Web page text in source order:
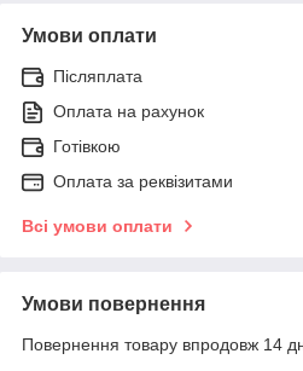
Умови оплати
Післяплата
Оплата на рахунок
Готівкою
Оплата за реквізитами
Всі умови оплати
Умови повернення
Повернення товару впродовж 14